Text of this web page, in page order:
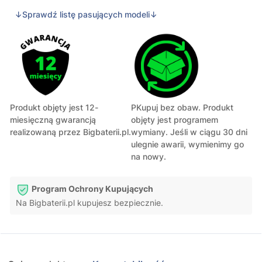
↓Sprawdź listę pasujących modeli↓
Produkt objęty jest 12-
miesięczną gwarancją
realizowaną przez Bigbaterii.pl.
PKupuj bez obaw. Produkt
objęty jest programem
wymiany. Jeśli w ciągu 30 dni
ulegnie awarii, wymienimy go
na nowy.
Program Ochrony Kupujących
Na Bigbaterii.pl kupujesz bezpiecznie.